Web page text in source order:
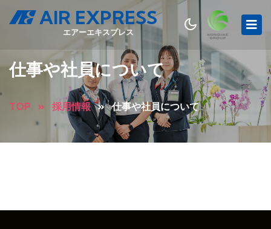
AIR EXPRESS
エアーエキスプレス
仕事や社員について
TOP 採用情報 仕事や社員について